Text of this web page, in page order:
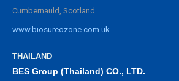
Cumbernauld, Scotland
www.biosureozone.com.uk
THAILAND
BES Group (Thailand) CO., LTD.